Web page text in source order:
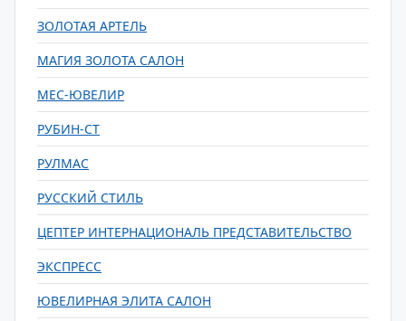
ЗОЛОТАЯ АРТЕЛЬ
МАГИЯ ЗОЛОТА САЛОН
МЕС-ЮВЕЛИР
РУБИН-СТ
РУЛМАС
РУССКИЙ СТИЛЬ
ЦЕПТЕР ИНТЕРНАЦИОНАЛЬ ПРЕДСТАВИТЕЛЬСТВО
ЭКСПРЕСС
ЮВЕЛИРНАЯ ЭЛИТА САЛОН